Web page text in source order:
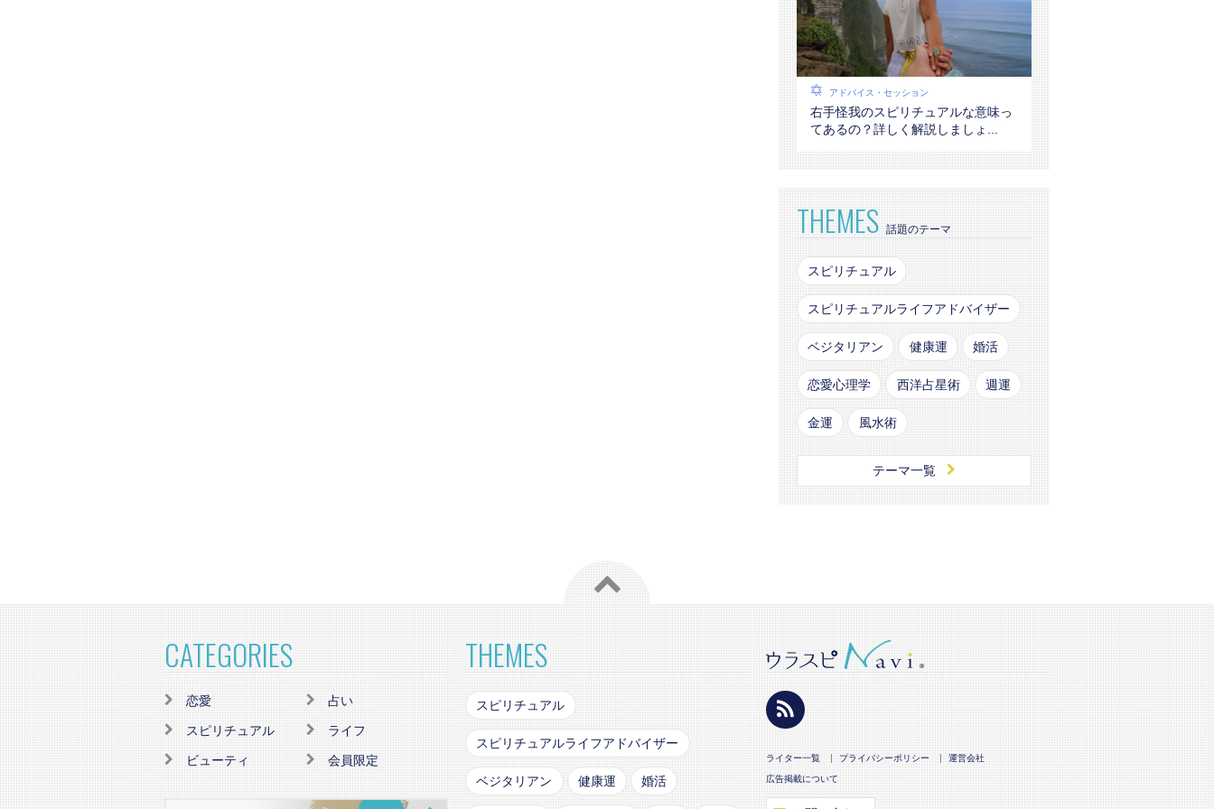
アドバイス・セッション
右手怪我のスピリチュアルな意味っ
てあるの？詳しく解説しましょ...
THEMES 話題のテーマ
スピリチュアル
スピリチュアルライフアドバイザー
ベジタリアン 健康運 婚活
恋愛心理学 西洋占星術 週運
金運 風水術
テーマ一覧
CATEGORIES
恋愛 占い
スピリチュアル ライフ
ビューティ 会員限定
THEMES
スピリチュアル
スピリチュアルライフアドバイザー
ベジタリアン 健康運 婚活
ライター一覧 プライバシーポリシー 運営会社
広告掲載について